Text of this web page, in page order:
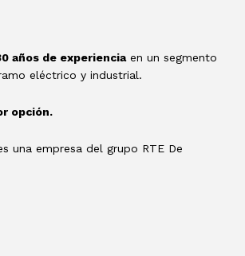
años de experienciaen un segmento
eléctrico y industrial.
opción.
una empresa del grupo RTE De